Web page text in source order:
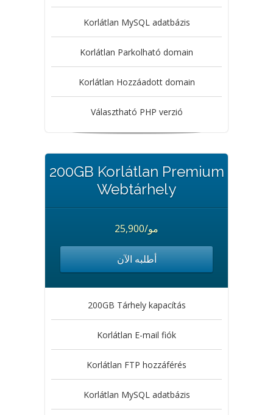
Korlátlan MySQL adatbázis
Korlátlan Parkolható domain
Korlátlan Hozzáadott domain
Választható PHP verzió
200GB Korlátlan Premium
Webtárhely
25,900/مو
أطلبه الآن
200GB Tárhely kapacítás
Korlátlan E-mail fiók
Korlátlan FTP hozzáférés
Korlátlan MySQL adatbázis